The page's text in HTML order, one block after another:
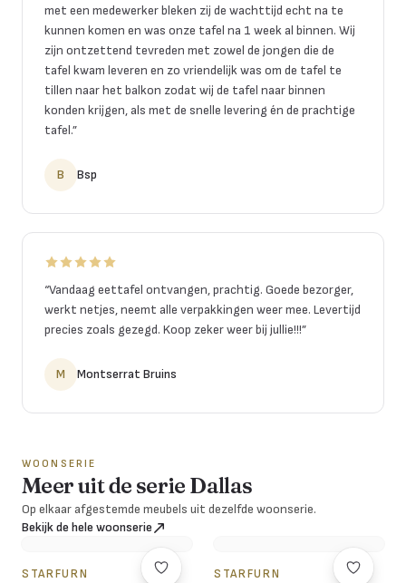
met een medewerker bleken zij de wachttijd echt na te
kunnen komen en was onze tafel na 1 week al binnen. Wij
zijn ontzettend tevreden met zowel de jongen die de
tafel kwam leveren en zo vriendelijk was om de tafel te
tillen naar het balkon zodat wij de tafel naar binnen
konden krijgen, als met de snelle levering én de prachtige
tafel.”
B Bsp
“Vandaag eettafel ontvangen, prachtig. Goede bezorger,
werkt netjes, neemt alle verpakkingen weer mee. Levertijd
precies zoals gezegd. Koop zeker weer bij jullie!!!”
M Montserrat Bruins
WOONSERIE
Meer uit de serie Dallas
Op elkaar afgestemde meubels uit dezelfde woonserie.
Bekijk de hele woonserie
STARFURN STARFURN